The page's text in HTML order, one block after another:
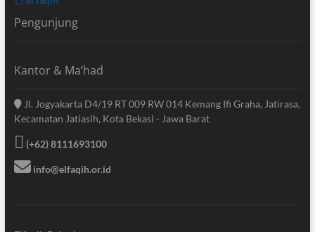
Pengunjung
Kantor & Ma’had
Jl. Jogyakarta D4/19 RT 009 RW 014 Kemang Ifi Graha, Jatirasa,
Kecamatan Jatiasih, Kota Bekasi - Jawa Barat
(+62) 8111693100
info@elfaqih.or.id